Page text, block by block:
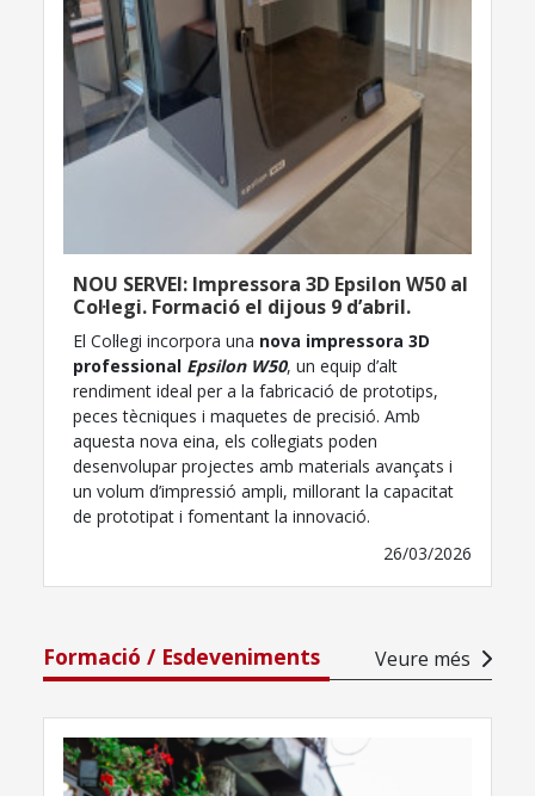
NOU SERVEI: Impressora 3D Epsilon W50 al
Col·legi. Formació el dijous 9 d’abril.
El Col·legi incorpora una nova impressora 3D
professional Epsilon W50, un equip d’alt
rendiment ideal per a la fabricació de prototips,
peces tècniques i maquetes de precisió. Amb
aquesta nova eina, els col·legiats poden
desenvolupar projectes amb materials avançats i
un volum d’impressió ampli, millorant la capacitat
de prototipat i fomentant la innovació.
26/03/2026
Formació / Esdeveniments Veure més